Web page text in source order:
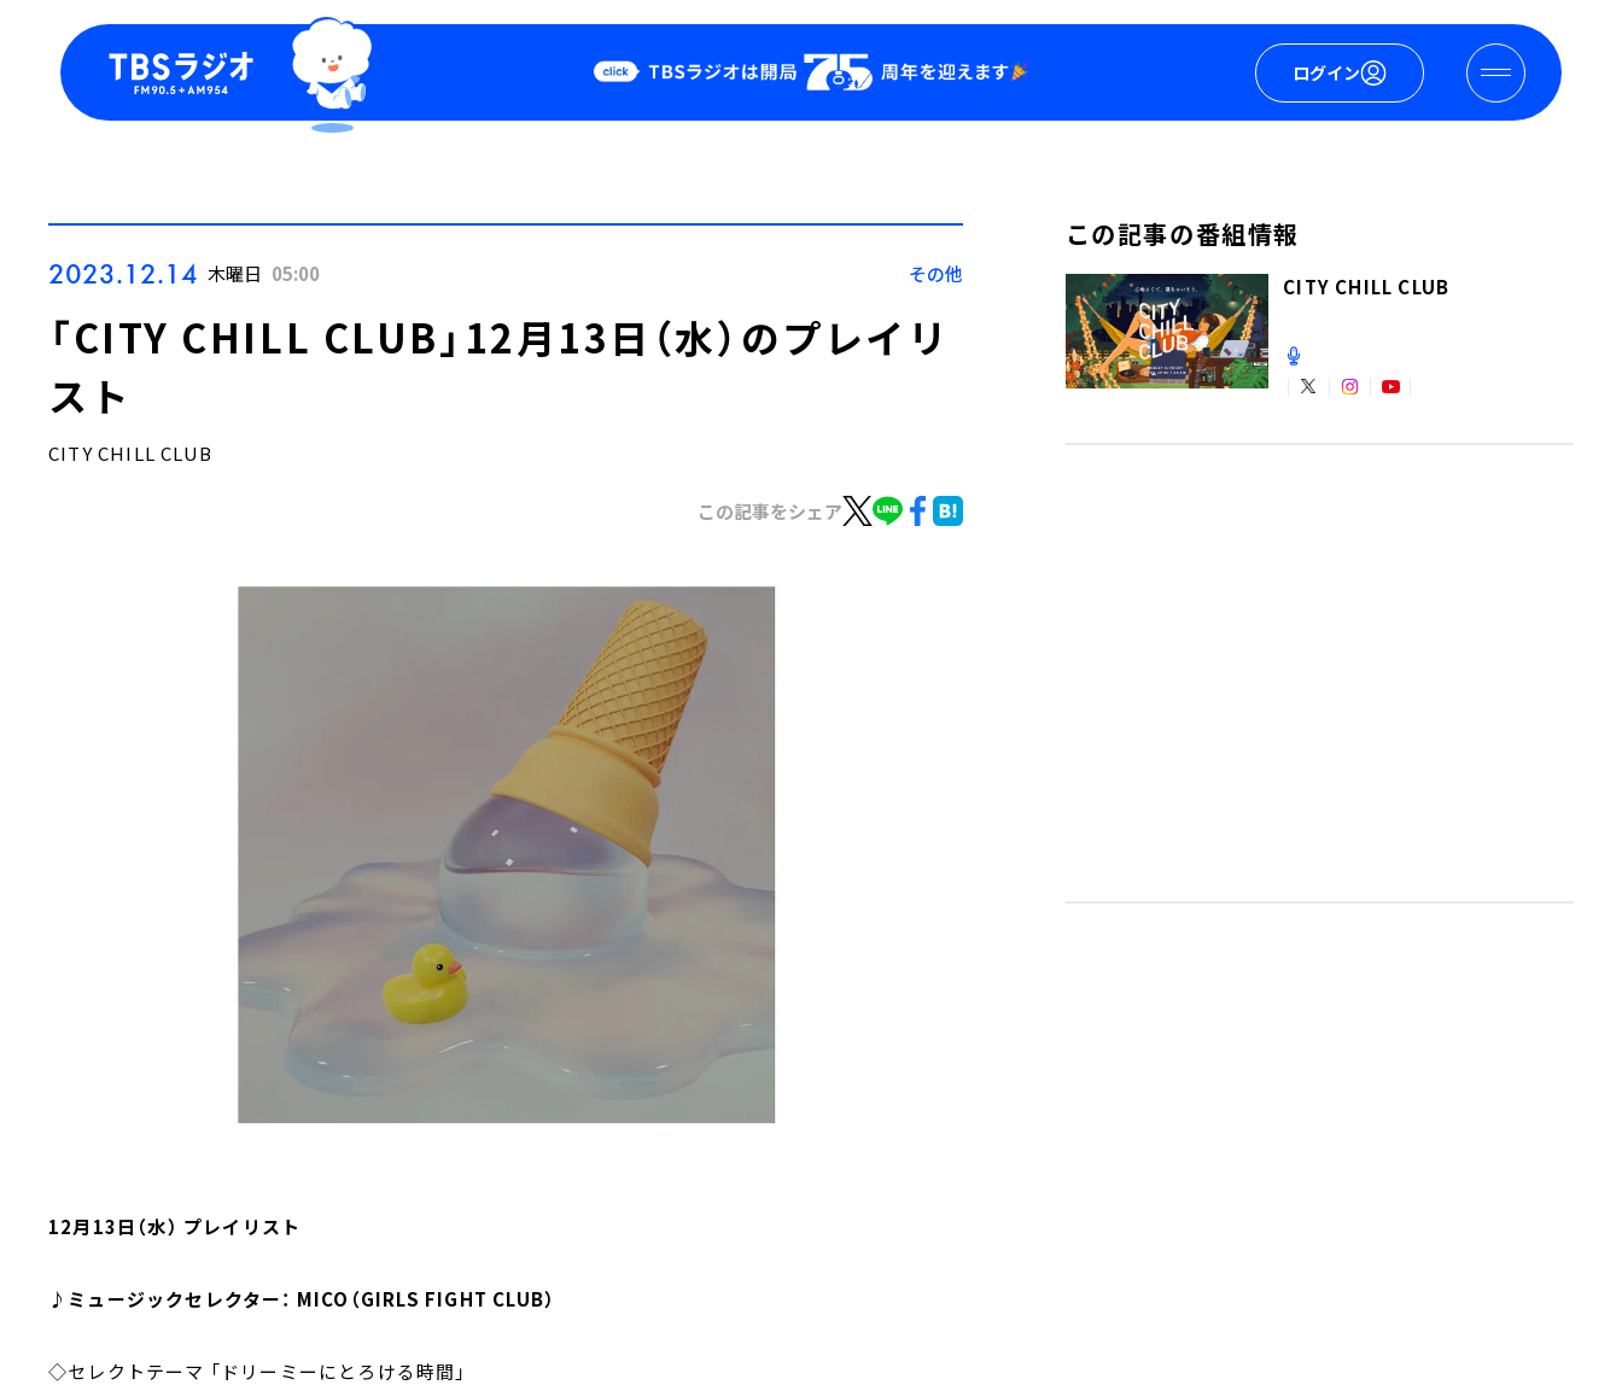
ログイン
Podcast
YouTube
2023.12.14 木曜日 05:00 その他
「CITY CHILL CLUB」12月13日（水）のプレイリ
スト
CITY CHILL CLUB
この記事をシェア
12月13日（水） プレイリスト
♪ミュージックセレクター： MICO（GIRLS FIGHT CLUB）
◇セレクトテーマ 「ドリーミーにとろける時間」
この記事の番組情報
CITY CHILL CLUB